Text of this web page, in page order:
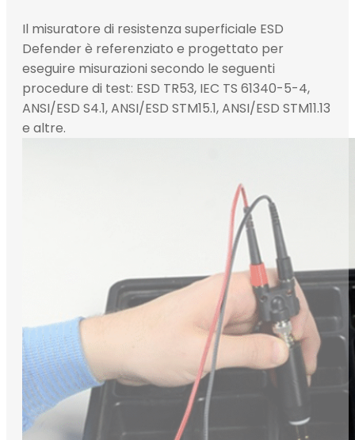
Il misuratore di resistenza superficiale ESD
Defender è referenziato e progettato per
eseguire misurazioni secondo le seguenti
procedure di test: ESD TR53, IEC TS 61340-5-4,
ANSI/ESD S4.1, ANSI/ESD STM15.1, ANSI/ESD STM11.13
e altre.